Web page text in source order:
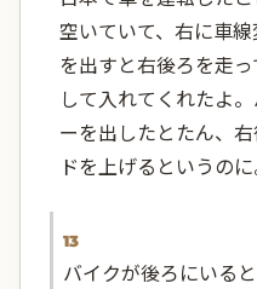
空いていて、右に車
を出すと右後ろを走
して入れてくれたよ
ーを出したとたん、
ドを上げるというのに
13
バイクが後ろにいる